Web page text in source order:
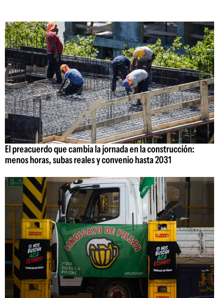
El preacuerdo que cambia la jornada en la construcción:
menos horas, subas reales y convenio hasta 2031